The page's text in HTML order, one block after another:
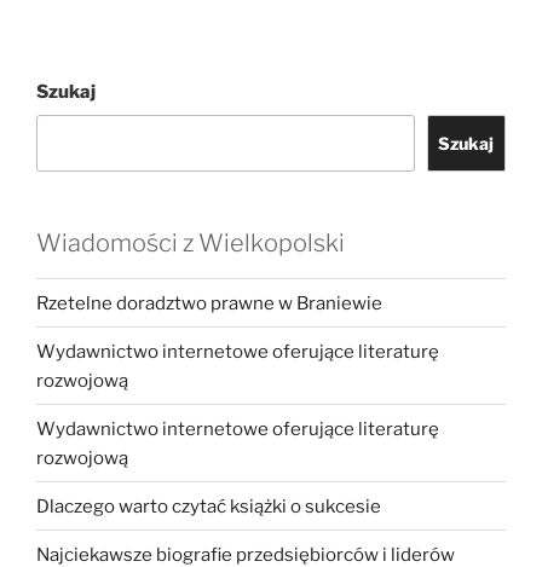
Szukaj
Szukaj
Wiadomości z Wielkopolski
Rzetelne doradztwo prawne w Braniewie
Wydawnictwo internetowe oferujące literaturę
rozwojową
Wydawnictwo internetowe oferujące literaturę
rozwojową
Dlaczego warto czytać książki o sukcesie
Najciekawsze biografie przedsiębiorców i liderów